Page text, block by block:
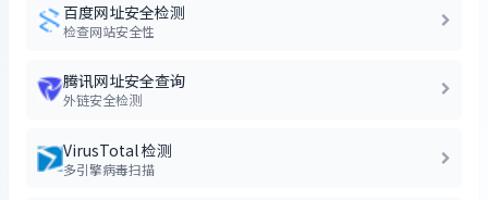
百度网址安全检测
检查网站安全性
腾讯网址安全查询
外链安全检测
VirusTotal 检测
多引擎病毒扫描